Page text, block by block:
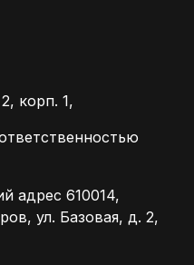
корп. 1,
адрес 610014,
ул. Базовая, д. 2,